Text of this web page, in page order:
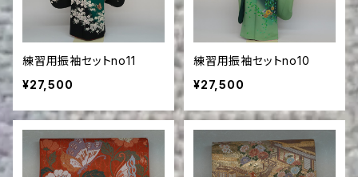
練習用振袖セットno11
¥27,500
練習用振袖セットno10
¥27,500